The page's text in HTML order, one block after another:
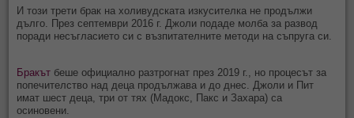
И този трети брак на холивудската изкусителка не продължи
дълго. През септември 2016 г. Джоли подаде молба за развод
поради несъгласието си с възпитателните методи на съпруга си.
Бракът беше официално разтрогнат през 2019 г., но процесът за
попечителство над деца продължава и до днес. Джоли и Пит
имат шест деца, три от тях (Мадокс, Пакс и Захара) са
осиновени.